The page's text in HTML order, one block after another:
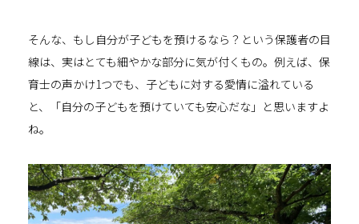
そんな、もし自分が子どもを預けるなら？という保護者の目
線は、実はとても細やかな部分に気が付くもの。例えば、保
育士の声かけ1つでも、子どもに対する愛情に溢れている
と、「自分の子どもを預けていても安心だな」と思いますよ
ね。